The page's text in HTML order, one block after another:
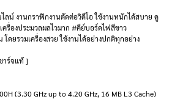
ลน์ งานกราฟิกงานตัดต่อวิดีโอ ใช้งานหนักได้สบาย ดู
ครื่องประมวลผลไวมาก #คีย์บอร์ดไฟสีขาว
โดยรวมเครื่องสวย ใช้งานได้อย่างปกติทุกอย่าง
าร์จแท้ ]
(3.30 GHz up to 4.20 GHz, 16 MB L3 Cache)